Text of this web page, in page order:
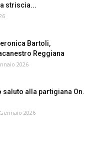
striscia...
Bartoli,
Reggiana
2026
saluto alla partigiana On.
2026